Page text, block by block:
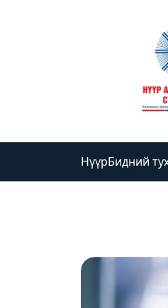
НүүрБидний